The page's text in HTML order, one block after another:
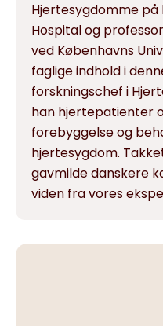
Hjertesygdomme
Hospital og
ved Københavns
faglige indhold i
forskningschef i
han hjertepatienter
forebyggelse og
hjertesygdom.
gavmilde danskere
viden fra vores